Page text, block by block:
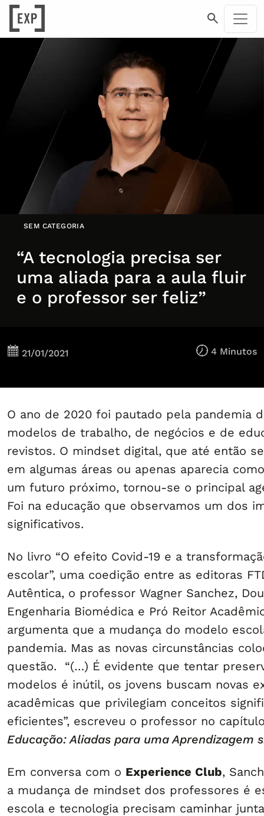
SEM CATEGORIA
“A tecnologia precisa ser
uma aliada para a aula fluir
e o professor ser feliz”
21/01/2021 4 Minutos
O ano de 2020 foi pautado pela pandemia
modelos de trabalho, de negócios e de
revistos. O mindset digital, que até então
em algumas áreas ou apenas aparecia
um futuro próximo, tornou-se o principal
Foi na educação que observamos um dos
significativos.
No livro “O efeito Covid-19 e a
escolar”, uma coedição entre as editoras
Autêntica, o professor Wagner Sanchez,
Engenharia Biomédica e Pró Reitor
argumenta que a mudança do modelo
pandemia. Mas as novas circunstâncias
questão. “(…) É evidente que tentar
modelos é inútil, os jovens buscam novas
acadêmicas que privilegiam conceitos
eficientes”, escreveu o professor no
Educação: Aliadas para uma Aprendizagem
Em conversa com o Experience Club,
a mudança de mindset dos professores é
escola e tecnologia precisam caminhar